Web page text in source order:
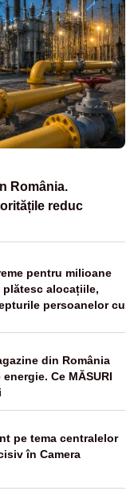
România.
reduc
pentru milioane
alocațiile,
persoanelor cu
din România
Ce MĂSURI
pe tema centralelor
în Camera